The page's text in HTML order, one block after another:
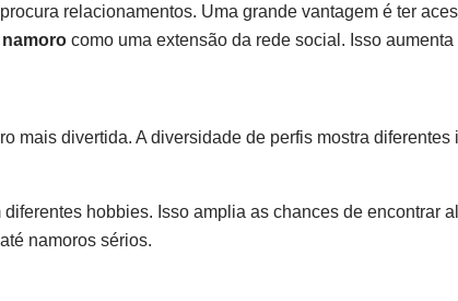
relacionamentos. Uma grande vantagem é ter
namoro como uma extensão da rede social. Isso
mais divertida. A diversidade de perfis mostra
hobbies. Isso amplia as chances de encontrar
namoros sérios.